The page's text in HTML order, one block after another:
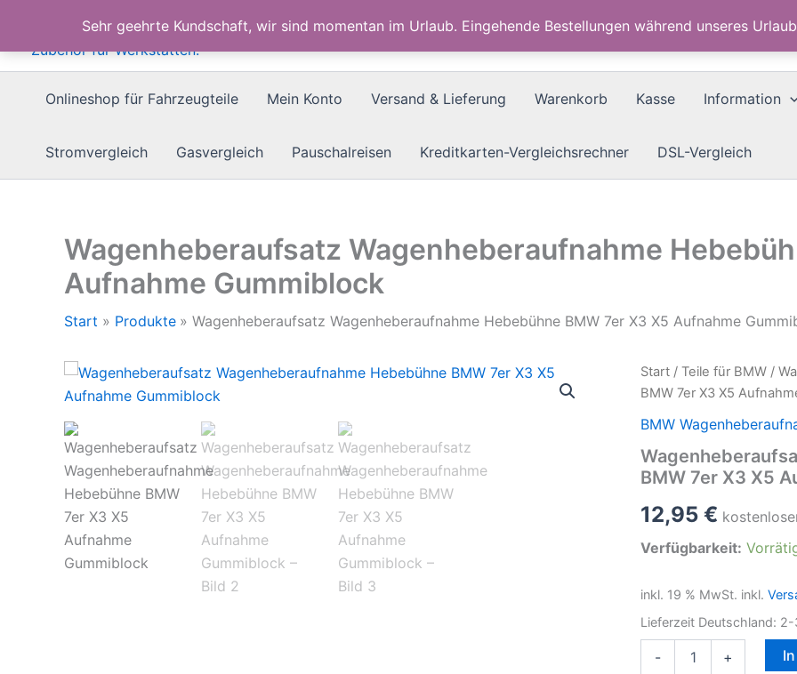
Sehr geehrte Kundschaft, wir sind momentan im Urlaub. Eingehende Bestellungen während unseres
springen
Onlineshop für Fahrzeugteile Mein Konto Versand & Lieferung Warenkorb Kasse Information
Stromvergleich Gasvergleich Pauschalreisen Kreditkarten-Vergleichsrechner DSL-Vergleich
Wagenheberaufsatz Wagenheberaufnahme
Aufnahme Gummiblock
Start Produkte Wagenheberaufsatz Wagenheberaufnahme Hebebühne BMW 7er X3 X5 Aufnahme
Start / Teile für BMW /
BMW 7er X3 X5
BMW
BMW 7er X3 X5
12,95 €
Verfügbarkeit:
inkl. 19 % MwSt. inkl.
Lieferzeit Deutschland: 2-
-
Wagenheberaufnahme
+